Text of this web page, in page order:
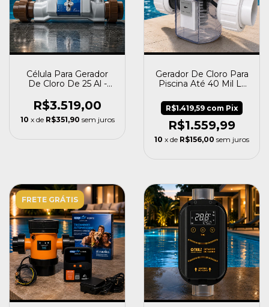
Célula Para Gerador
De Cloro De 25 Al -
R$3.519,00
10 x de R$351,90 sem juros
Gerador De Cloro Para
Piscina Até 40 Mil Lt
R$1.559,99
R$1.419,59 com Pix
10 x de R$156,00 sem juros
FRETE GRÁTIS